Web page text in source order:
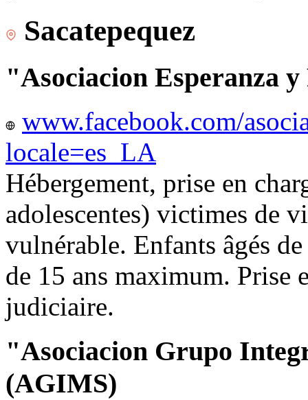
Sacatepequez
"Asociacion Esperanza
www.facebook.com/
locale=es_LA
Hébergement, prise en
adolescentes) victimes de
vulnérable. Enfants âgés
de 15 ans maximum. Prise
judiciaire.
"Asociacion Grupo
(AGIMS)